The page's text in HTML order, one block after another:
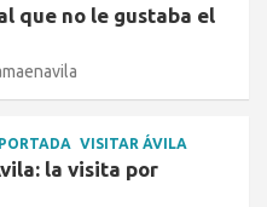
que no le gustaba el
PORTADA VISITAR ÁVILA
la visita por